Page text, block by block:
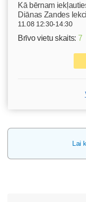
Kā bērnam
Diānas Zandes
11.08 12:30-14:30
Brīvo vietu skaits: 7
Lai